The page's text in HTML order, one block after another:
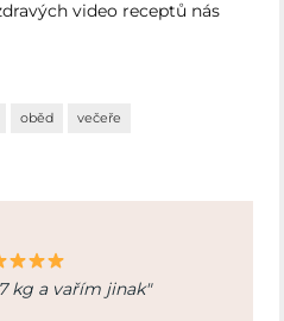
video receptů nás
oběd večeře
kg a vařím jinak"